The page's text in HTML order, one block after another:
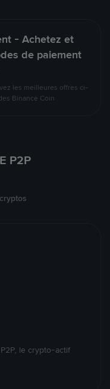
- Achetez et
de paiement
les meilleures offres ci-
Binance Coin
P2P
le crypto-actif